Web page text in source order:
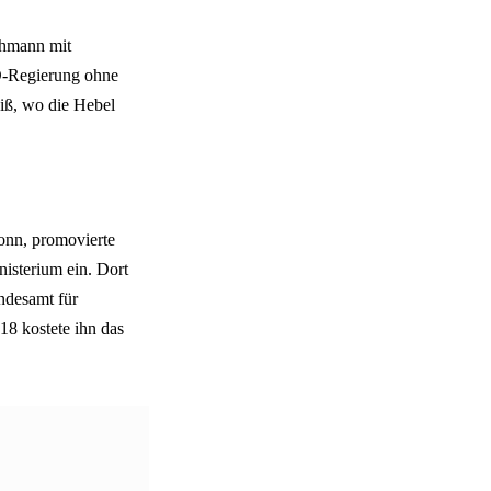
mit
Regierung ohne
wo die Hebel
promovierte
ein. Dort
für
kostete ihn das